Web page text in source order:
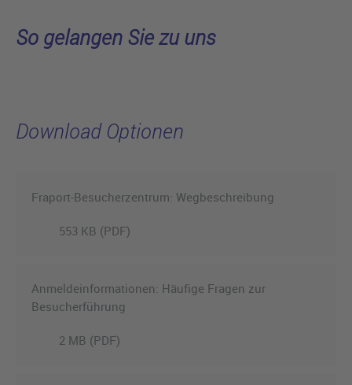
So gelangen Sie zu uns
Download Optionen
Fraport-Besucherzentrum: Wegbeschreibung
553 KB (PDF)
Anmeldeinformationen: Häufige Fragen zur
Besucherführung
2 MB (PDF)